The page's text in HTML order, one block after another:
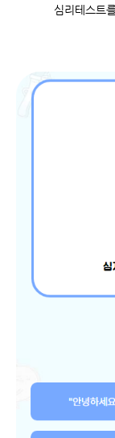
심리테스트